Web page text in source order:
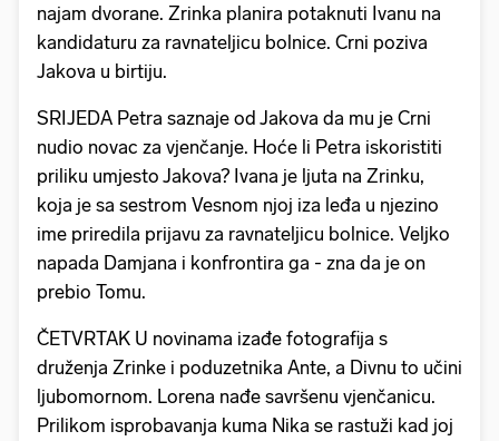
najam dvorane. Zrinka planira potaknuti Ivanu na
kandidaturu za ravnateljicu bolnice. Crni poziva
Jakova u birtiju.
SRIJEDA Petra saznaje od Jakova da mu je Crni
nudio novac za vjenčanje. Hoće li Petra iskoristiti
priliku umjesto Jakova? Ivana je ljuta na Zrinku,
koja je sa sestrom Vesnom njoj iza leđa u njezino
ime priredila prijavu za ravnateljicu bolnice. Veljko
napada Damjana i konfrontira ga - zna da je on
prebio Tomu.
ČETVRTAK U novinama izađe fotografija s
druženja Zrinke i poduzetnika Ante, a Divnu to učini
ljubomornom. Lorena nađe savršenu vjenčanicu.
Prilikom isprobavanja kuma Nika se rastuži kad joj